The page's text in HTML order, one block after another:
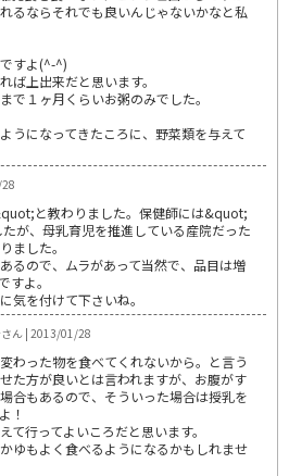
るならそれでも良いんじゃないかなと私
すよ(^-^)
ば上出来だと思います。
で１ヶ月くらいお粥のみでした。
うになってきたころに、野菜類を与えて
と教わりました。保健師には&quot;
が、母乳育児を推進している産院だった
ました。
るので、ムラがあって当然で、品目は増
すよ｡
気を付けて下さいね。
ん | 2013/01/28
わった物を食べてくれないから。と言う
た方が良いとは言われますが、お腹がす
合もあるので、そういった場合は授乳を
！
て行ってよいころだと思います。
ゆもよく食べるようになるかもしれませ